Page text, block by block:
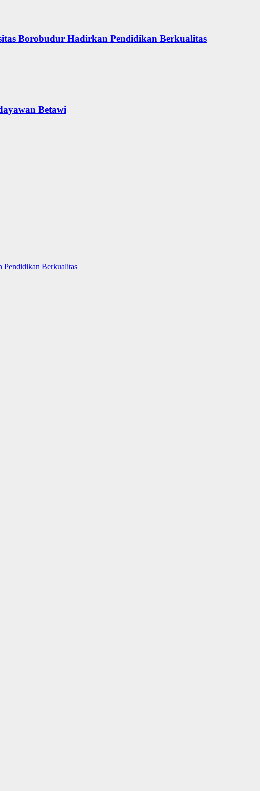
Borobudur Hadirkan Pendidikan Berkualitas
Betawi
Pendidikan Berkualitas